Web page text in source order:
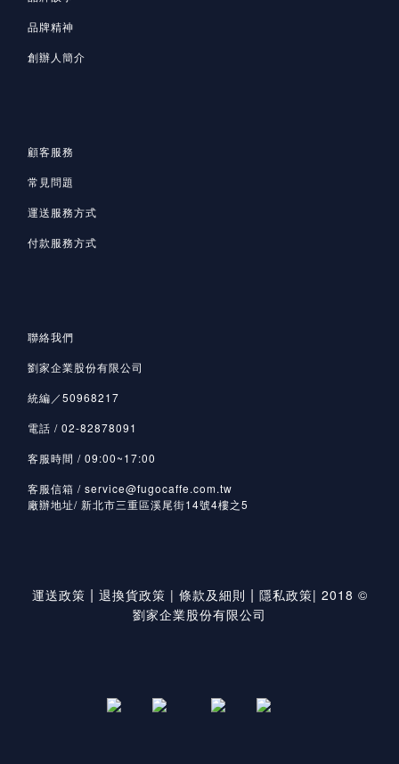
品牌精神
創辦人簡介
顧客服務
常見問題
運送服務方式
付款服務方式
聯絡我們
劉家企業股份有限公司
統編／50968217
電話 / 02-82878091
客服時間 / 09:00~17:00
客服信箱 / service@fugocaffe.com.tw
廠辦地址/ 新北市三重區溪尾街14號4樓之5
運送政策 | 退換貨政策 | 條款及細則 | 隱私政策| 2018 ©
劉家企業股份有限公司